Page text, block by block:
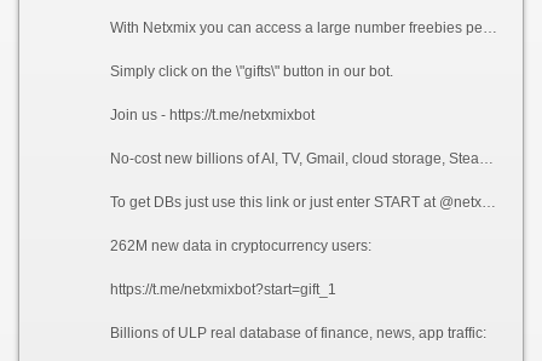
With Netxmix you can access a large number freebies people have already generated, all you’re able to receive 100% for free.
Simply click on the \"gifts\" button in our bot.
Join us - https://t.me/netxmixbot
No-cost new billions of AI, TV, Gmail, cloud storage, Steam, game data, private networks, chat, TG, cloud, and more data at TG bot.
To get DBs just use this link or just enter START at @netxmixbot, select Free Gifts from menu, select category ulp-databases, NET-Archives, NCloud after that press on the database.
262M new data in cryptocurrency users:
https://t.me/netxmixbot?start=gift_1
Billions of ULP real database of finance, news, app traffic: